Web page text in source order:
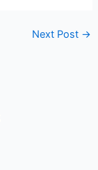
Next Post →